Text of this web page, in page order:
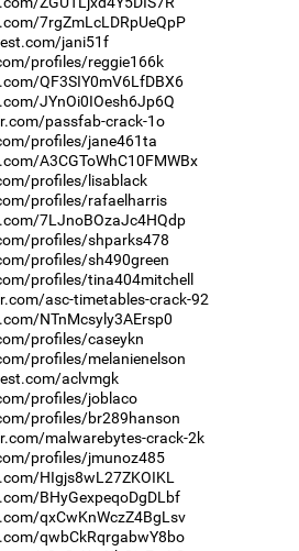
7rgZmLcLDRpUeQpP
jani51f
profiles/reggie166k
QF3SIY0mV6LfDBX6
JYnOi0IOesh6Jp6Q
passfab-crack-1o
profiles/jane461ta
A3CGToWhC10FMWBx
profiles/lisablack
profiles/rafaelharris
7LJnoBOzaJc4HQdp
profiles/shparks478
profiles/sh490green
profiles/tina404mitchell
asc-timetables-crack-92
NTnMcsyly3AErsp0
profiles/caseykn
profiles/melanienelson
aclvmgk
profiles/joblaco
profiles/br289hanson
malwarebytes-crack-2k
profiles/jmunoz485
HIgjs8wL27ZKOIKL
BHyGexpeqoDgDLbf
qxCwKnWczZ4BgLsv
qwbCkRqrgabwY8bo